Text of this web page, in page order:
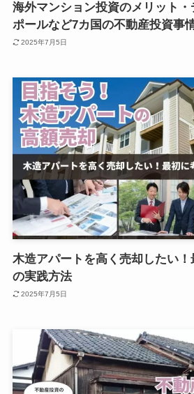
海外マンション投資のメリット
ポールなど7カ国の不動産投資事
2025年7月5日
木造アパートを高く売却したい
の実践方法
2025年7月5日